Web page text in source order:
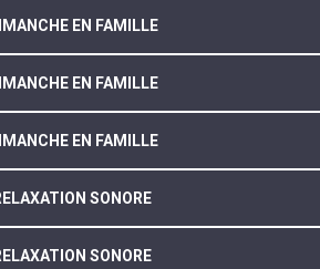
EN FAMILLE
EN FAMILLE
EN FAMILLE
SONORE
SONORE